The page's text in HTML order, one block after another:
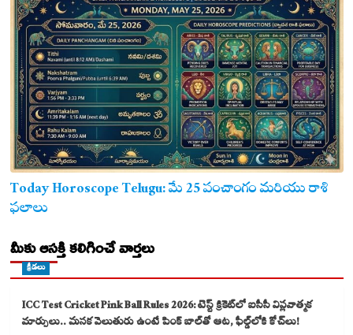
Today Horoscope Telugu: మే 25 పంచాంగం మరియు రాశి
ఫలాలు
మీకు ఆసక్తి కలిగించే వార్తలు
క్రీడలు
ICC Test Cricket Pink Ball Rules 2026: టెస్ట్ క్రికెట్‌లో ఐసీసీ విప్లవాత్మక
మార్పులు.. మసక వెలుతురు ఉంటే పింక్ బాల్‌తో ఆట, ఫీల్డ్‌లోకి కోచ్‌లు!